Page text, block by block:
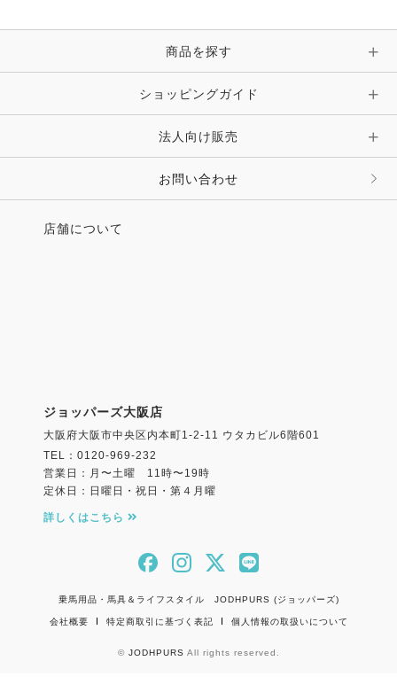
商品を探す
ショッピングガイド
法人向け販売
お問い合わせ
店舗について
ジョッパーズ大阪店
大阪府大阪市中央区内本町1-2-11 ウタカビル6階601
TEL：0120-969-232
営業日：月〜土曜 11時〜19時
定休日：日曜日・祝日・第４月曜
詳しくはこちら
乗馬用品・馬具＆ライフスタイル JODHPURS (ジョッパーズ)
会社概要 特定商取引に基づく表記 個人情報の取扱いについて
© JODHPURS All rights reserved.